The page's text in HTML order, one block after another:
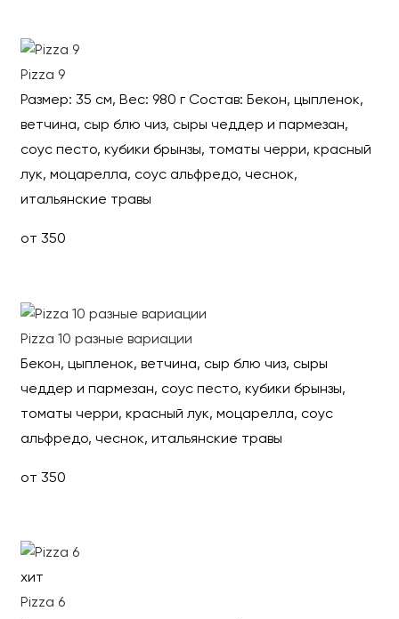
Pizza 9
Размер: 35 см, Вес: 980 г Состав: Бекон, цыпленок,
ветчина, сыр блю чиз, сыры чеддер и пармезан,
соус песто, кубики брынзы, томаты черри, красный
лук, моцарелла, соус альфредо, чеснок,
итальянские травы
от 350
Pizza 10 разные вариации
Бекон, цыпленок, ветчина, сыр блю чиз, сыры
чеддер и пармезан, соус песто, кубики брынзы,
томаты черри, красный лук, моцарелла, соус
альфредо, чеснок, итальянские травы
от 350
хит
Pizza 6